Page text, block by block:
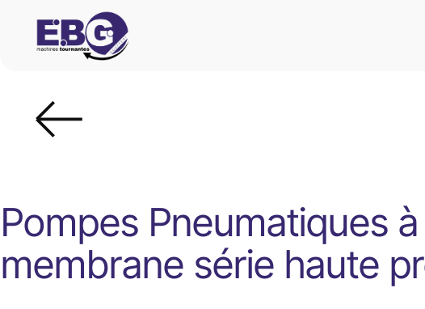
Pompes Pneumatiques
membrane série haute